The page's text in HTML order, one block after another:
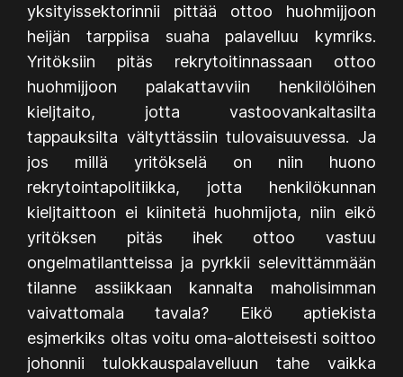
yksityissektorinnii pittää ottoo huohmijjoon
heijän tarppiisa suaha palavelluu kymriks.
Yritöksiin pitäs rekrytoitinnassaan ottoo
huohmijjoon palakattavviin henkilölöihen
kieljtaito, jotta vastoovankaltasilta
tappauksilta vältyttässiin tulovaisuuvessa. Ja
jos millä yritökselä on niin huono
rekrytointapolitiikka, jotta henkilökunnan
kieljtaittoon ei kiinitetä huohmijota, niin eikö
yritöksen pitäs ihek ottoo vastuu
ongelmatilantteissa ja pyrkkii selevittämmään
tilanne assiikkaan kannalta maholisimman
vaivattomala tavala? Eikö aptiekista
esjmerkiks oltas voitu oma-alotteisesti soittoo
johonnii tulokkauspalavelluun tahe vaikka